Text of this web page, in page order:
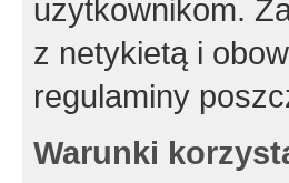
użytkownikom.
z netykietą i
regulaminy
Warunki